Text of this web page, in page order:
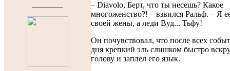
– Diavolo, Берт, что ты несешь? Какое
многоженство?! – взвился Ральф. – Я
своей жены, а леди Вуд... Тьфу!
Он почувствовал, что после всех
дня крепкий эль слишком быстро
голову и заплел его язык.